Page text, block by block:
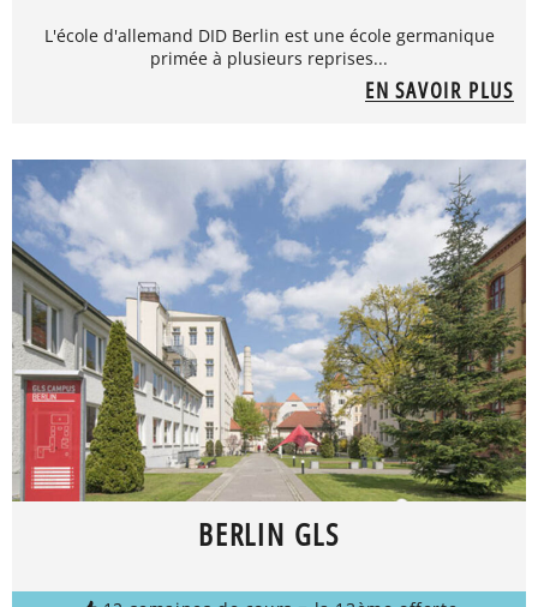
L'école d'allemand DID Berlin est une école germanique
primée à plusieurs reprises...
EN SAVOIR PLUS
BERLIN GLS